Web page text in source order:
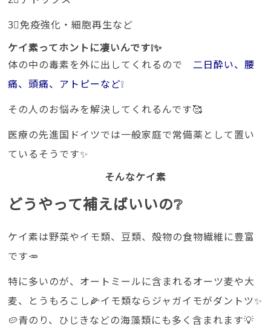
3⃣免疫強化・細胞再生など
ケイ素ってホントに凄いんです❕✨
体の中の毒素を外に出してくれるので二日酔い、腰
痛、頭痛、アトピーなど❕
その人のお悩みを解決してくれるんです🥰
医療の先進国ドイツでは一般家庭で常備薬として置い
ているそうです✨
そんなケイ素
どうやって補えばいいの❔
ケイ素は野菜やイモ類、豆類、殻物の食物繊維に豊富
です🥕
特に多いのが、オートミールに含まれるオーツ麦や大
麦、とうもろこし🌽イモ類ならジャガイモがダントツ✨
🥔青のり、ひじきなどの海藻類にも多く含まれます💡